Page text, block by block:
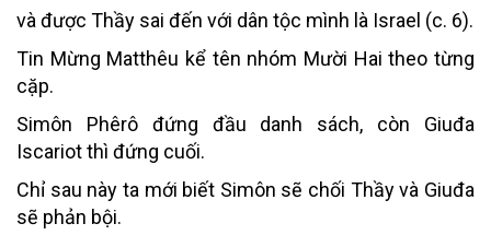
và được Thầy sai đến với dân tộc mình là Israel (c. 6).
Tin Mừng Matthêu kể tên nhóm Mười Hai theo từng
cặp.
Simôn Phêrô đứng đầu danh sách, còn Giuđa
Iscariot thì đứng cuối.
Chỉ sau này ta mới biết Simôn sẽ chối Thầy và Giuđa
sẽ phản bội.